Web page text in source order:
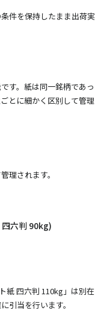
件を保持したまま出荷実
す。紙は同一銘柄であっ
とに細かく区別して管理
理されます。
六判 90kg)
紙 四六判 110kg」は別在
引当を行います。